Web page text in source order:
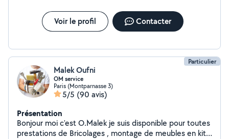
Voir le profil Contacter
Particulier
Malek Oufni
OM service
Paris (Montparnasse 3)
5/5 (90 avis)
Présentation
Bonjour moi c'est O.Malek je suis disponible pour toutes
prestations de Bricolages , montage de meubles en kit